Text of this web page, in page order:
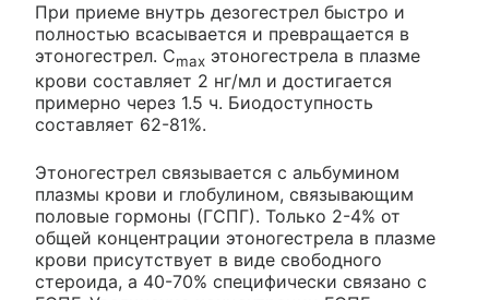
При приеме внутрь дезогестрел быстро и
полностью всасывается и превращается в
этоногестрел. Cmax этоногестрела в плазме
крови составляет 2 нг/мл и достигается
примерно через 1.5 ч. Биодоступность
составляет 62-81%.
Этоногестрел связывается с альбумином
плазмы крови и глобулином, связывающим
половые гормоны (ГСПГ). Только 2-4% от
общей концентрации этоногестрела в плазме
крови присутствует в виде свободного
стероида, а 40-70% специфически связано с